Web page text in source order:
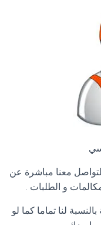
معنا مباشرة عن
و الطلبات .
لنا تماما كما لو